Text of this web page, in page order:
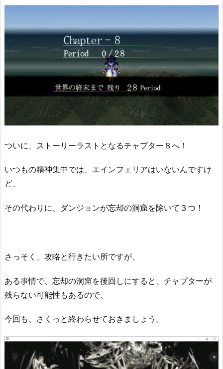
ついに、ストーリーラストとなるチャプター８へ！
いつもの精神集中では、エインフェリアはいないんですけ
ど、
その代わりに、ダンジョンが忘却の洞窟を除いて３つ！
さっそく、攻略と行きたい所ですが、
ある事情で、忘却の洞窟を後回しにすると、チャプターが
残らない可能性もあるので、
今回も、さくっと終わらせておきましょう。